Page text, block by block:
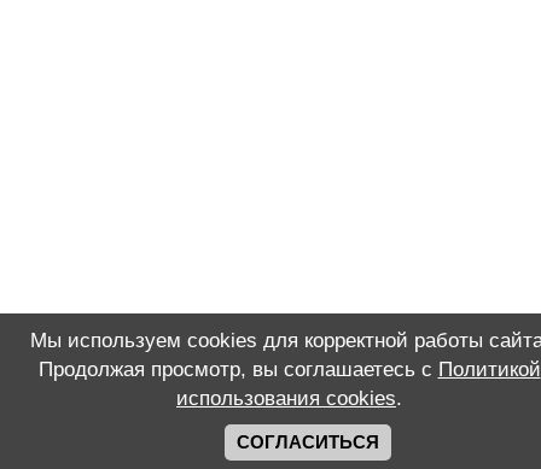
Мы используем cookies для корректной работы
Продолжая просмотр, вы соглашаетесь с Политикой
использования cookies.
СОГЛАСИТЬСЯ